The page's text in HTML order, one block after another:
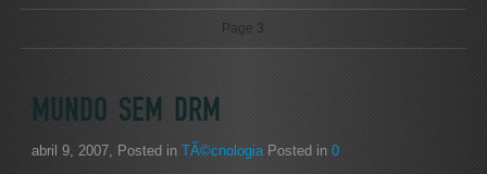
Page 3
MUNDO SEM DRM
abril 9, 2007, Posted in TÃ©cnologiaPosted in 0